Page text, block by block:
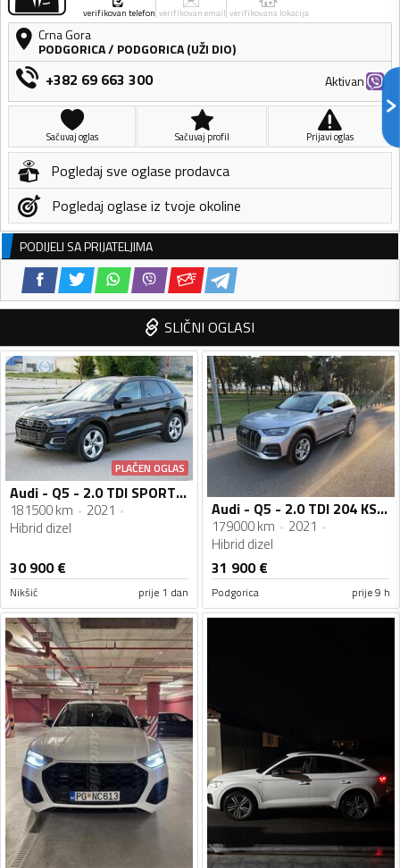
verifikovan telefon verifikovan email verifikovana lokacija
Crna Gora
PODGORICA/ PODGORICA (UŽI DIO)
+382 69 663 300 Aktivan
Sačuvaj oglas Sačuvaj profil Prijavi oglas
Pogledaj sve oglase prodavca
Pogledaj oglase iz tvoje okoline
PODIJELI SA PRIJATELJIMA
SLIČNI OGLASI
PLAĆEN OGLAS
Audi - Q5 - 2.0 TDI SPORT QUATTRO 12/2021
181500 km
2021
Hibrid dizel
30 900€
Nikšić prije 1 dan
Audi - Q5 - 2.0 TDI 204 KS 4x4
179000 km
2021
Hibrid dizel
31 900€
Podgorica prije 9 h